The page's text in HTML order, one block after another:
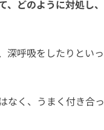
どのように対処し
呼吸をしたりとい
なく、うまく付き合